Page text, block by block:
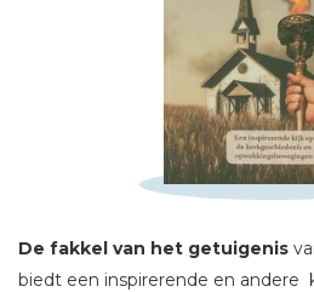
De fakkel van het getuigenis
biedt een inspirerende en andere
Schrijf hieronder je review!
Titel *
Bericht *